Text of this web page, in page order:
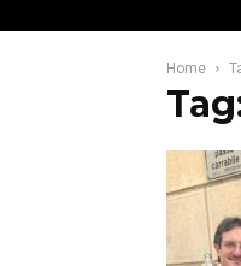
Home